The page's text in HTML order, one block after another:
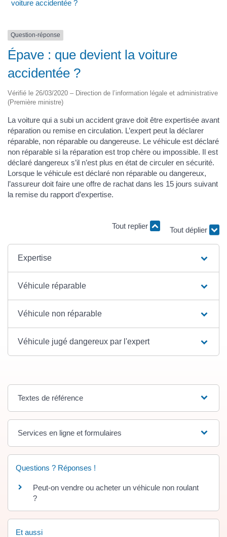
voiture accidentée ?
Question-réponse
Épave : que devient la voiture
accidentée ?
Vérifié le 26/03/2020 – Direction de l’information légale et administrative
(Première ministre)
La voiture qui a subi un accident grave doit être expertisée avant
réparation ou remise en circulation. L’expert peut la déclarer
réparable, non réparable ou dangereuse. Le véhicule est déclaré
non réparable si la réparation est trop chère ou impossible. Il est
déclaré dangereux s’il n’est plus en état de circuler en sécurité.
Lorsque le véhicule est déclaré non réparable ou dangereux,
l’assureur doit faire une offre de rachat dans les 15 jours suivant
la remise du rapport d’expertise.
Tout replier
Tout déplier
Expertise
Véhicule réparable
Véhicule non réparable
Véhicule jugé dangereux par l'expert
Textes de référence
Services en ligne et formulaires
Questions ? Réponses !
Peut-on vendre ou acheter un véhicule non roulant
?
Et aussi